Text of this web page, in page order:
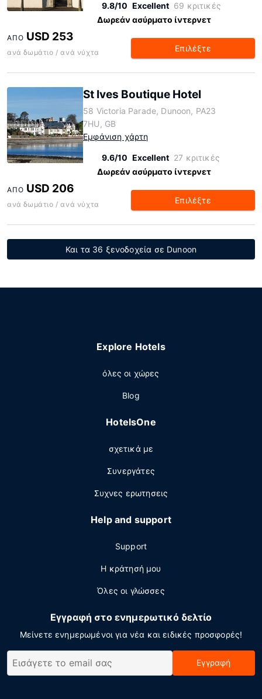
9.8/10 Excellent 69 κριτικές
Δωρεάν ασύρματο ίντερνετ
ΑΠΌ USD 253
ανά δωμάτιο / ανά νύχτα Επιλέξτε
St Ives Boutique Hotel
58 Victoria Parade, Dunoon, PA23
7HU, GB
Εμφάνιση χάρτη
9.6/10 Excellent 27 κριτικές
Δωρεάν ασύρματο ίντερνετ
ΑΠΌ USD 206
ανά δωμάτιο / ανά νύχτα Επιλέξτε
Και τα 36 ξενοδοχεία σε Dunoon
Explore Hotels
όλες οι χώρες
Blog
HotelsOne
σχετικά με
Συνεργάτες
Συχνες ερωτησεις
Help and support
Support
Η κράτησή μου
Όλες οι γλώσσες
Εγγραφή στο ενημερωτικό δελτίο
Μείνετε ενημερωμένοι για νέα και ειδικές προσφορές!
Εγγραφή